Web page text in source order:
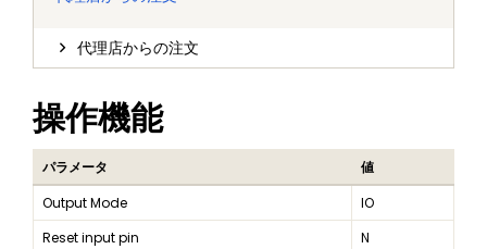
代理店からの注文
操作機能
パラメータ
値
Output Mode
IO
Reset input pin
N